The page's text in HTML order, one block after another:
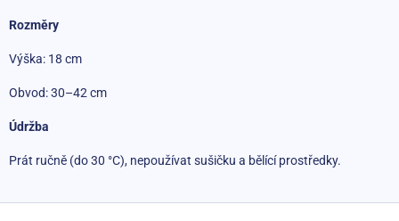
Rozměry
Výška: 18 cm
Obvod: 30–42 cm
Údržba
Prát ručně (do 30 °C), nepoužívat sušičku a bělící prostředky.